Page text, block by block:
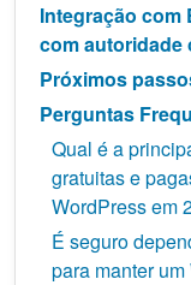
Integração com
com autoridade
Próximos
Perguntas
Qual é a
gratuitas e
WordPress em
É seguro
para manter